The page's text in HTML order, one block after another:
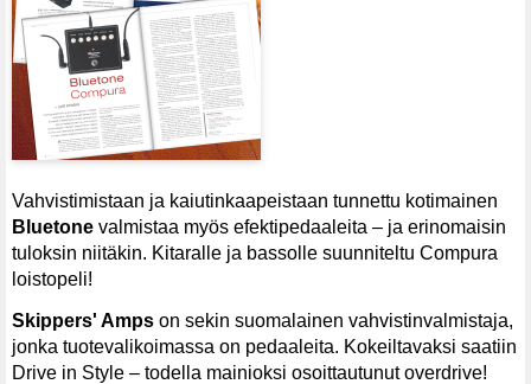
Vahvistimistaan ja kaiutinkaapeistaan tunnettu kotimainen
Bluetone valmistaa myös efektipedaaleita – ja erinomaisin
tuloksin niitäkin. Kitaralle ja bassolle suunniteltu Compura
loistopeli!
Skippers' Amps on sekin suomalainen vahvistinvalmistaja,
jonka tuotevalikoimassa on pedaaleita. Kokeiltavaksi saatiin
Drive in Style – todella mainioksi osoittautunut overdrive!